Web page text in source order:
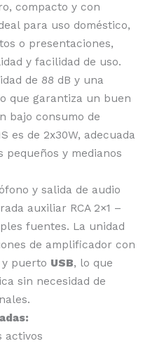
compacto y con
para uso doméstico,
o presentaciones,
y facilidad de uso.
de 88 dB y una
que garantiza un buen
bajo consumo de
es de 2x30W, adecuada
pequeños y medianos
y salida de audio
auxiliar RCA 2×1 –
fuentes. La unidad
de amplificador con
y puerto USB, lo que
sin necesidad de
activos